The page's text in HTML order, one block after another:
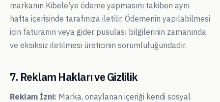
markanın Kibele’ye ödeme yapmasını takiben aynı
hafta içerisinde tarafınıza iletilir. Ödemenin yapılabilmesi
için faturanın veya gider pusulası bilgilerinin zamanında
ve eksiksiz iletilmesi üreticinin sorumluluğundadır.
7. Reklam Hakları ve Gizlilik
Reklam İzni: Marka, onaylanan içeriği kendi sosyal